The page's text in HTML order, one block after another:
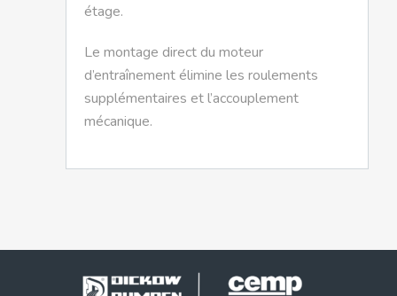
étage.
Le montage direct du moteur
d’entraînement élimine les roulements
supplémentaires et l’accouplement
mécanique.